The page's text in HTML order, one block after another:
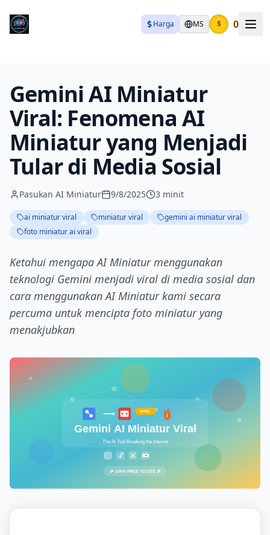
Harga MS $ 0
Gemini AI Miniatur
Viral: Fenomena AI
Miniatur yang Menjadi
Tular di Media Sosial
Pasukan AI Miniatur 9/8/2025 3 minit
ai miniatur viral miniatur viral
gemini ai miniatur viral
foto miniatur ai viral
Ketahui mengapa AI Miniatur menggunakan
teknologi Gemini menjadi viral di media sosial dan
cara menggunakan AI Miniatur kami secara
percuma untuk mencipta foto miniatur yang
menakjubkan